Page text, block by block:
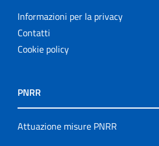
Informazioni per la privacy
Contatti
Cookie policy
PNRR
Attuazione misure PNRR